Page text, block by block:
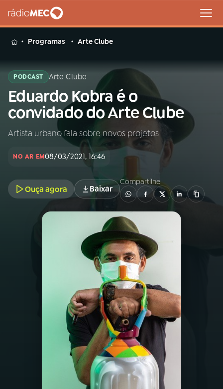
MENU
Buscar
na
Rádio
MEC
Buscar
AO VIVO
01INÍCIO
A RÁDIO
PROGRAMAÇÃO
PODCASTS
VIDEOCASTS
Programas Arte Clube
PODCAST Arte Clube
Eduardo Kobra é o
convidado do Arte Clube
Artista urbano fala sobre novos projetos
NO AR EM08/03/2021, 16:46
Ouça agora Baixar
Compartilhe